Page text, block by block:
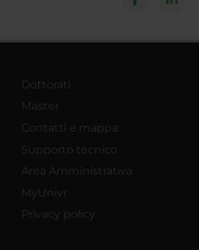
Dottorati
Master
Contatti e mappa
Supporto tecnico
Area Amministrativa
MyUnivr
Privacy policy